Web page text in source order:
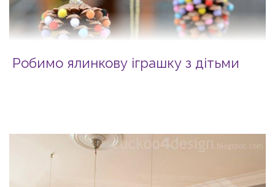
Робимо ялинкову іграшку з дітьми